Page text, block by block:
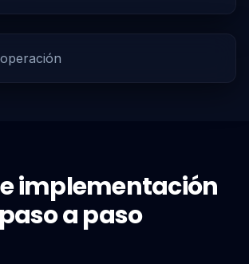
implementación
paso a paso